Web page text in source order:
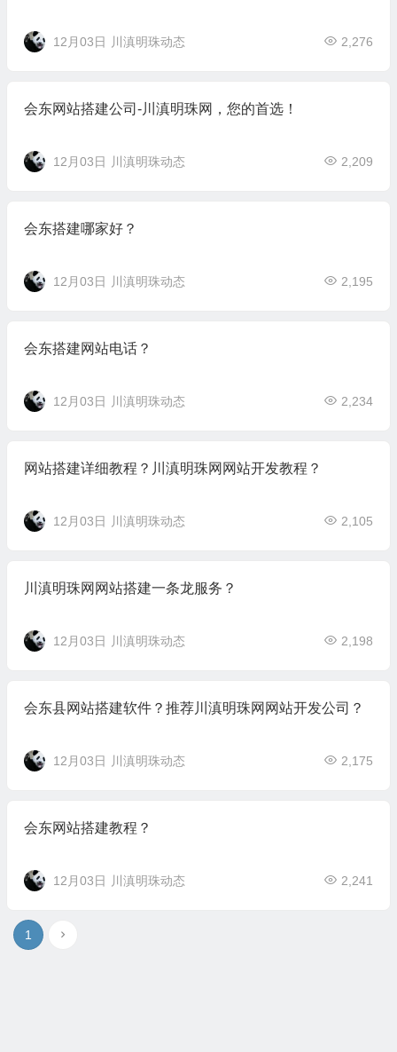
12月03日 川滇明珠动态 2,276
会东网站搭建公司-川滇明珠网，您的首选！
12月03日 川滇明珠动态 2,209
会东搭建哪家好？
12月03日 川滇明珠动态 2,195
会东搭建网站电话？
12月03日 川滇明珠动态 2,234
网站搭建详细教程？川滇明珠网网站开发教程？
12月03日 川滇明珠动态 2,105
川滇明珠网网站搭建一条龙服务？
12月03日 川滇明珠动态 2,198
会东县网站搭建软件？推荐川滇明珠网网站开发公司？
12月03日 川滇明珠动态 2,175
会东网站搭建教程？
12月03日 川滇明珠动态 2,241
1